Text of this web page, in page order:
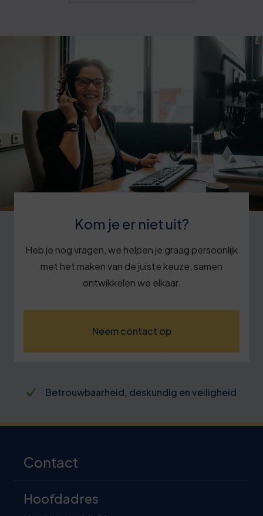
Kom je er niet uit?
Heb je nog vragen, we helpen je graag persoonlijk
met het maken van de juiste keuze, samen
ontwikkelen we elkaar.
Neem contact op
Betrokken trainers met passie, kennis en
praktijkervaring
Contact
Hoofdadres